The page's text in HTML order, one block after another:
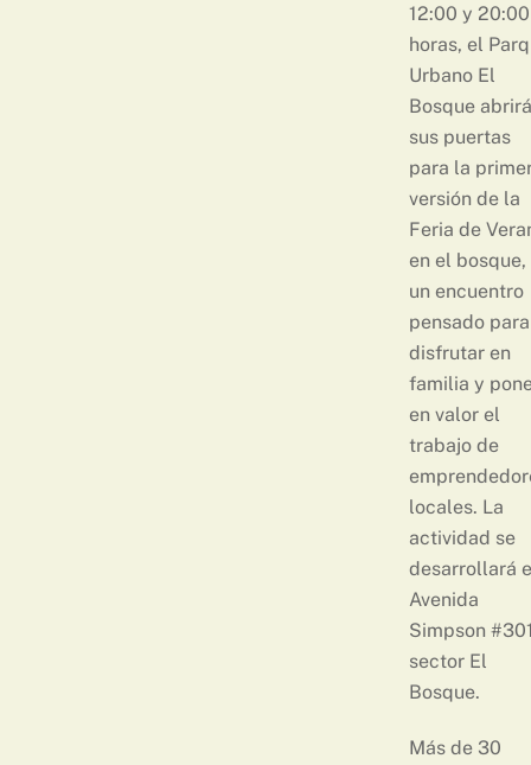
12:00 y 20:00
horas, el
Urbano El
Bosque abrirá
sus puertas
para la
versión de la
Feria de
en el bosque,
un encuentro
pensado para
disfrutar en
familia y
en valor el
trabajo de
locales. La
actividad se
desarrollará
Avenida
Simpson
sector El
Bosque.
Más de 30